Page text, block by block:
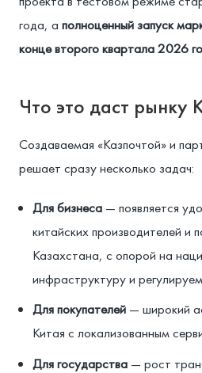
года, а полноценный запуск
конце второго квартала 2026
Что это даст рынку
Создаваемая «Казпочтой» и
решает сразу несколько задач:
Для бизнеса — появляется
китайских производителей и
Казахстана, с опорой на
инфраструктуру и
Для покупателей — широкий
Китая с локализованным
Для государства — рост